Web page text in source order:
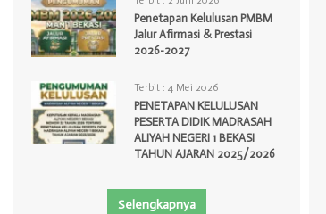
Penetapan Kelulusan PMBM
Jalur Afirmasi & Prestasi
2026-2027
Terbit : 4 Mei 2026
PENETAPAN KELULUSAN
PESERTA DIDIK MADRASAH
ALIYAH NEGERI 1 BEKASI
TAHUN AJARAN 2025/2026
Selengkapnya